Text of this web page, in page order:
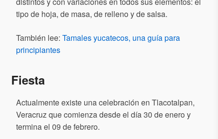
tipo de hoja, de masa, de relleno y de salsa.
También lee: Tamales yucatecos, una guía para
principiantes
Fiesta
Actualmente existe una celebración en Tlacotalpan,
Veracruz que comienza desde el día 30 de enero y
termina el 09 de febrero.